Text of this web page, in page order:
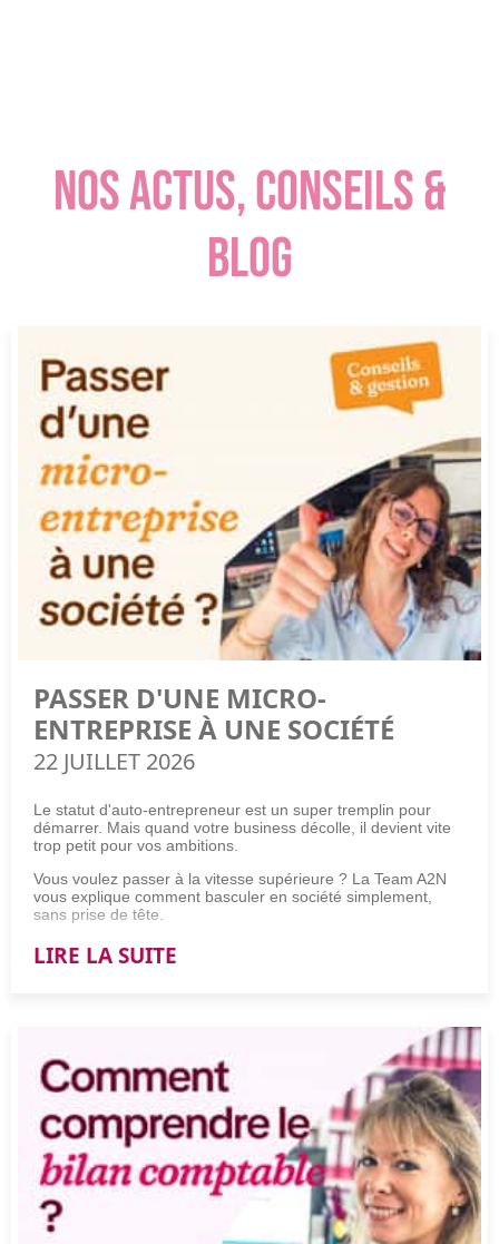
NOS ACTUS, CONSEILS &
BLOG
PASSER D'UNE MICRO-
ENTREPRISE À UNE SOCIÉTÉ
22 JUILLET 2026
Le statut d'auto-entrepreneur est un super tremplin pour
démarrer. Mais quand votre business décolle, il devient vite
trop petit pour vos ambitions.
Vous voulez passer à la vitesse supérieure ? La Team A2N
vous explique comment basculer en société simplement,
sans prise de tête.
Validez la viabilité financière de la transition à l'aide d'un
prévisionnel.
Sélectionnez la structure juridique adaptée à vos
ambitions de croissance.
Rédigez les statuts et déposez votre capital social à la
banque.
Réalisez les formalités d'immatriculation sur le Guichet
LIRE LA SUITE